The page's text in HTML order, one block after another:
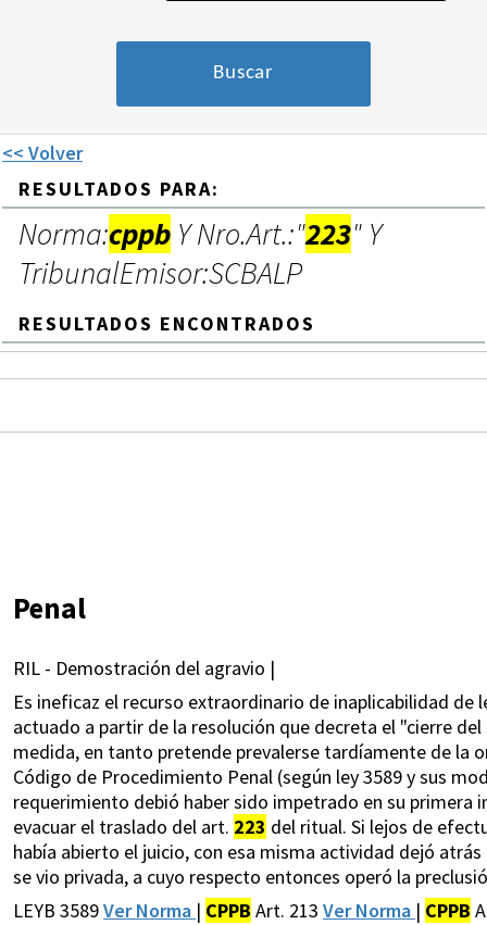
<< Volver
RESULTADOS PARA:
Norma:cppb Y Nro.Art.:"223" Y
TribunalEmisor:SCBALP
RESULTADOS ENCONTRADOS
Penal
RIL - Demostración del agravio |
Es ineficaz el recurso extraordinario de inaplicabilidad
actuado a partir de la resolución que decreta el "cierre
medida, en tanto pretende prevalerse tardíamente de la
Código de Procedimiento Penal (según ley 3589 y sus
requerimiento debió haber sido impetrado en su primera
evacuar el traslado del art. 223 del ritual. Si lejos de
había abierto el juicio, con esa misma actividad dejó
se vio privada, a cuyo respecto entonces operó la
LEYB 3589Ver Norma | CPPB Art. 213 Ver Norma | CPPB